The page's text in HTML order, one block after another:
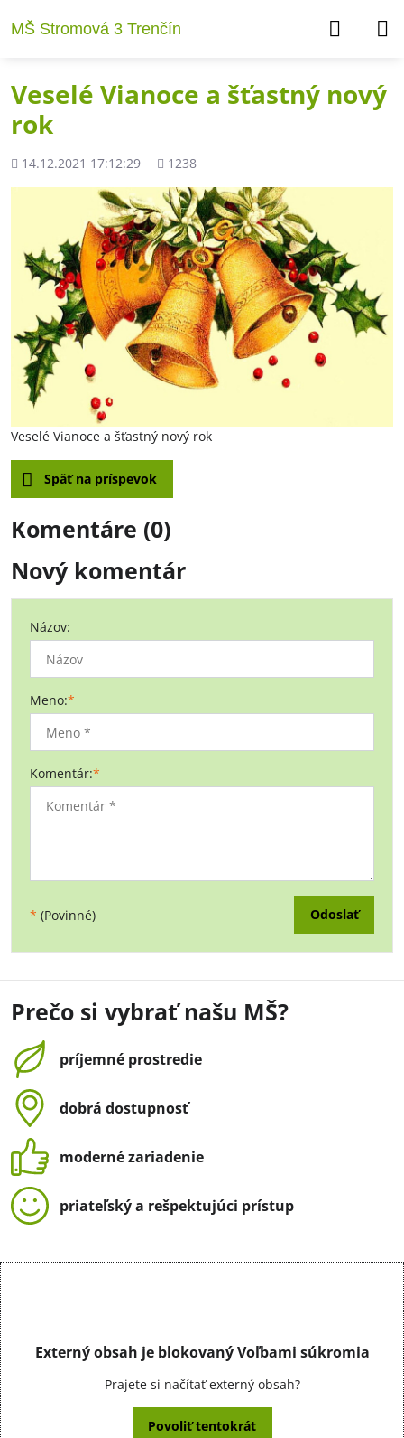
MŠ Stromová 3 Trenčín
Veselé Vianoce a šťastný nový
rok
Pridané
14.12.2021 17:12:29
Počet
1238
Veselé Vianoce a šťastný nový rok
Späť na príspevok
Komentáre (0)
Nový komentár
Názov:
Meno:*
Komentár:*
* (Povinné) Odoslať
Prečo si vybrať našu MŠ?
príjemné prostredie
dobrá dostupnosť
moderné zariadenie
priateľský a rešpektujúci prístup
Externý obsah je blokovaný Voľbami súkromia
Prajete si načítať externý obsah?
Povoliť tentokrát